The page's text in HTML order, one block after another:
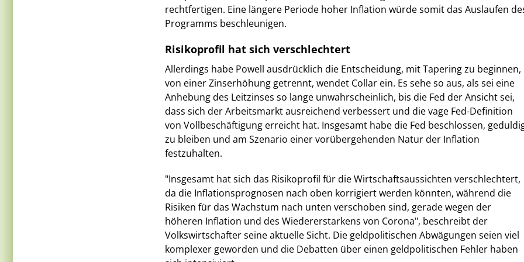
rechtfertigen. Eine längere Periode hoher Inflation würde somit das Auslaufen
Programms beschleunigen.
Risikoprofil hat sich verschlechtert
Allerdings habe Powell ausdrücklich die Entscheidung, mit Tapering zu beginnen,
von einer Zinserhöhung getrennt, wendet Collar ein. Es sehe so aus, als sei eine
Anhebung des Leitzinses so lange unwahrscheinlich, bis die Fed der Ansicht sei,
dass sich der Arbeitsmarkt ausreichend verbessert und die vage Fed-Definition
von Vollbeschäftigung erreicht hat. Insgesamt habe die Fed beschlossen,
zu bleiben und am Szenario einer vorübergehenden Natur der Inflation
festzuhalten.
"Insgesamt hat sich das Risikoprofil für die Wirtschaftsaussichten verschlechtert,
da die Inflationsprognosen nach oben korrigiert werden könnten, während die
Risiken für das Wachstum nach unten verschoben sind, gerade wegen der
höheren Inflation und des Wiedererstarkens von Corona", beschreibt der
Volkswirtschafter seine aktuelle Sicht. Die geldpolitischen Abwägungen seien viel
komplexer geworden und die Debatten über einen geldpolitischen Fehler haben